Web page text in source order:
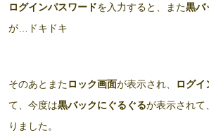
ログインパスワードを入力すると、また黒バ
が…ドキドキ
そのあとまたロック画面が表示され、 ログイ
て、今度は黒バックにぐるぐるが表示されて
りました。